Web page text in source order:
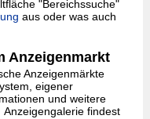
"Bereichssuche"
aus oder was auch
Anzeigenmarkt
Anzeigenmärkte
eigener
und weitere
findest